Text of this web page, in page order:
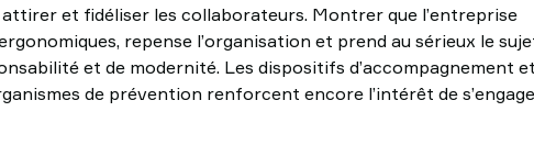
et fidéliser les collaborateurs. Montrer que l’entreprise
repense l’organisation et prend au sérieux le
et de modernité. Les dispositifs d’accompagnement
de prévention renforcent encore l’intérêt de